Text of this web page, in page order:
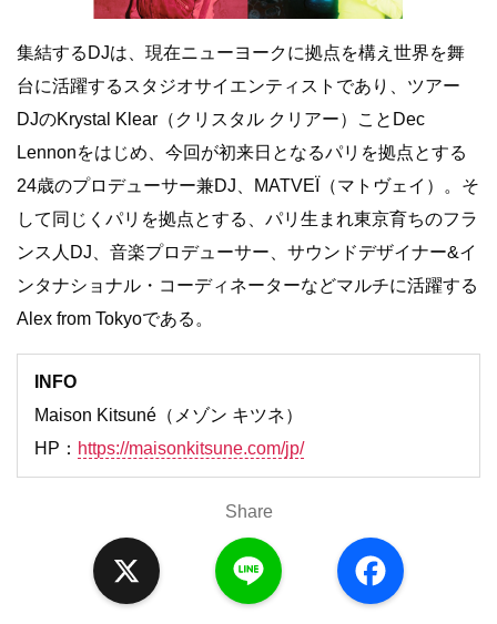
集結するDJは、現在ニューヨークに拠点を構え世界を舞
台に活躍するスタジオサイエンティストであり、ツアー
DJのKrystal Klear（クリスタル クリアー）ことDec
Lennonをはじめ、今回が初来日となるパリを拠点とする
24歳のプロデューサー兼DJ、MATVEÏ（マトヴェイ）。そ
して同じくパリを拠点とする、パリ生まれ東京育ちのフラ
ンス人DJ、音楽プロデューサー、サウンドデザイナー&イ
ンタナショナル・コーディネーターなどマルチに活躍する
Alex from Tokyoである。
INFO
Maison Kitsuné（メゾン キツネ）
HP： https://maisonkitsune.com/jp/
Share
a
c